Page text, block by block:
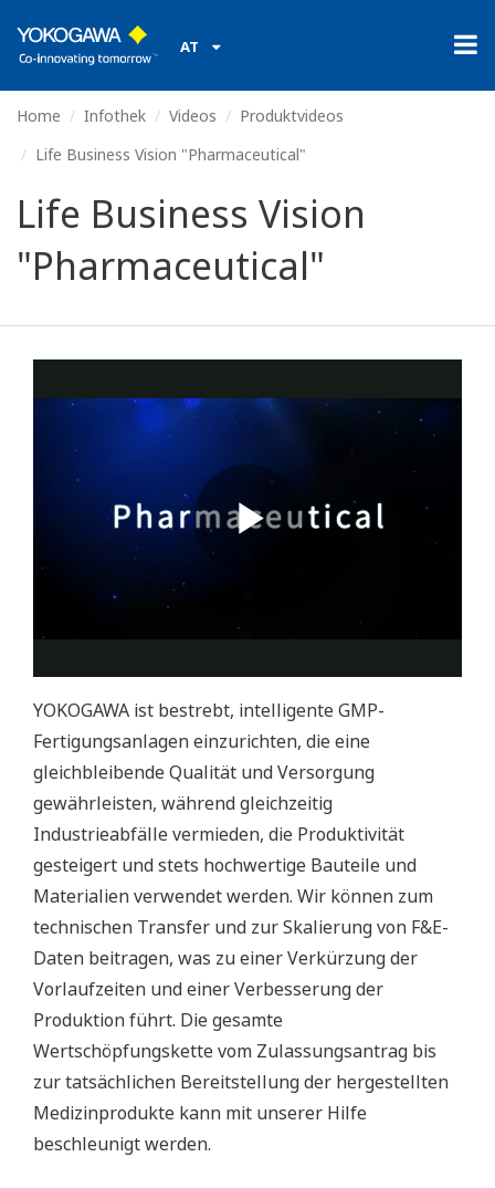
AT
Home Infothek Videos
Produktvideos
Life Business Vision "Pharmaceutical"
Life Business Vision
"Pharmaceutical"
YOKOGAWA ist bestrebt, intelligente GMP-
Fertigungsanlagen einzurichten, die eine
gleichbleibende Qualität und Versorgung
gewährleisten, während gleichzeitig
Industrieabfälle vermieden, die Produktivität
gesteigert und stets hochwertige Bauteile und
Materialien verwendet werden. Wir können zum
technischen Transfer und zur Skalierung von F&E-
Daten beitragen, was zu einer Verkürzung der
Vorlaufzeiten und einer Verbesserung der
Produktion führt. Die gesamte
Wertschöpfungskette vom Zulassungsantrag bis
zur tatsächlichen Bereitstellung der hergestellten
Medizinprodukte kann mit unserer Hilfe
beschleunigt werden.